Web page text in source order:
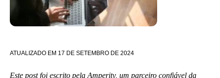
ATUALIZADO EM 17 DE SETEMBRO DE 2024
Este post foi escrito pela Amperity, um parceiro confiável da